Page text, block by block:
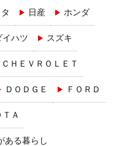
日産 ホンダ
イハツ スズキ
ＣＨＥＶＲＯＬＥＴ
ＤＯＤＧＥ ＦＯＲＤ
Ａ
ある暮らし